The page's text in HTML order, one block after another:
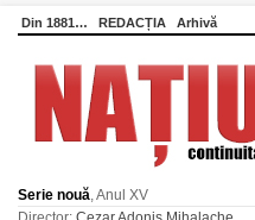
Din 1881… REDACȚIA Arhivă
Serie nouă, Anul XV